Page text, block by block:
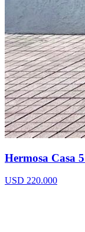
Hermosa Casa
USD 220.000